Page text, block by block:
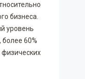
бизнеса.
уровень
60%